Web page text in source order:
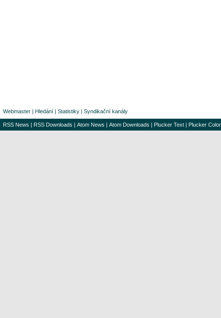
Webmaster | Hledání | Statistiky | Syndikační kanály
RSS News | RSS Downloads | Atom News | Atom Downloads | Plucker Text | Plucker Color